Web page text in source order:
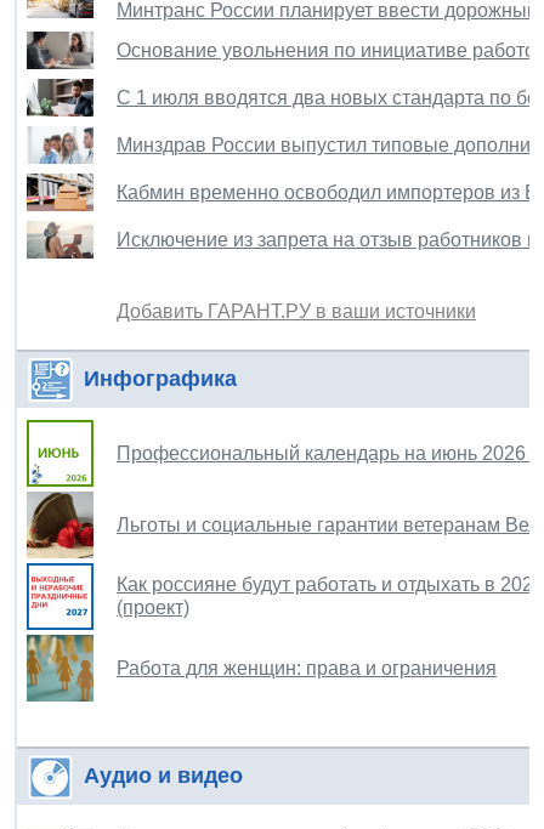
Минтранс России планирует ввести
Основание увольнения по инициативе
С 1 июля вводятся два новых стандарта по
Минздрав России выпустил типовые
Кабмин временно освободил импортеров из
Исключение из запрета на отзыв работников
Добавить ГАРАНТ.РУ в ваши источники
Инфографика
Профессиональный календарь на июнь 2026
Льготы и социальные гарантии ветеранам
Как россияне будут работать и отдыхать в
(проект)
Работа для женщин: права и ограничения
Аудио и видео